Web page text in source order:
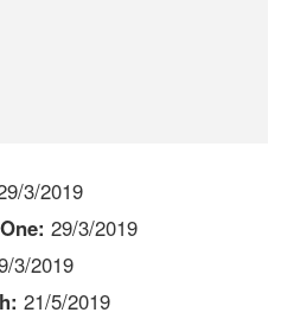
3/2019
29/3/2019
3/2019
21/5/2019